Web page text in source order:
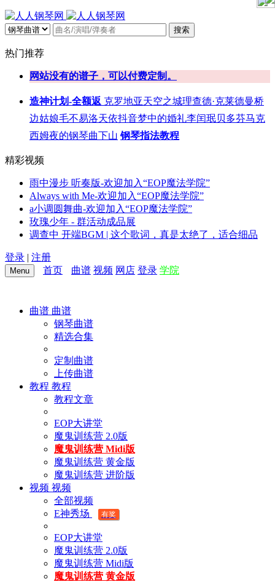
搜索
热门推荐
网站没有的谱子，可以付费定制。
造神计划-全额返 克罗地亚天空之城理查德·克莱德曼桥
边姑娘毛不易洛天依抖音梦中的婚礼李闰珉贝多芬马克
西姆夜的钢琴曲下山 钢琴指法教程
精彩视频
雨中漫步 听奏版-欢迎加入“EOP魔法学院”
Always with Me-欢迎加入“EOP魔法学院”
a小调圆舞曲-欢迎加入“EOP魔法学院”
玫瑰少年 - 群活动成品展
调查中 开端BGM | 这个歌词，真是太绝了，适合细品
登录 | 注册
Menu 首页 曲谱 视频 网店 登录 学院
曲谱 曲谱
钢琴曲谱
精选合集
定制曲谱
上传曲谱
教程 教程
教程文章
EOP大讲堂
魔鬼训练营 2.0版
魔鬼训练营 Midi版
魔鬼训练营 黄金版
魔鬼训练营 进阶版
视频 视频
全部视频
E神秀场
有奖
EOP大讲堂
魔鬼训练营 2.0版
魔鬼训练营 Midi版
魔鬼训练营 黄金版